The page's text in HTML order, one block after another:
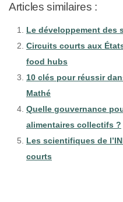
Articles similaires :
Le développement des
Circuits courts aux
food hubs
10 clés pour réussir
Mathé
Quelle gouvernance
alimentaires collectifs ?
Les scientifiques de
courts